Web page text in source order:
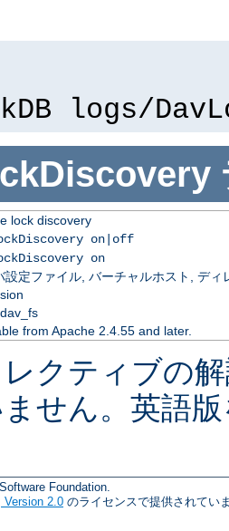
logs/
lock discovery
on|off
on
設定ファイル, バーチャルホスト, ディ
from Apache 2.4.55 and later.
クティブの
せん。英語
Foundation.
Version 2.0 のライセンスで提供されてい